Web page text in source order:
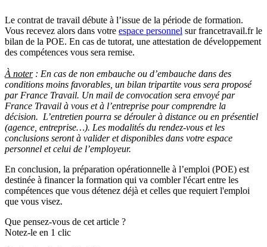
Le contrat de travail débute à l’issue de la période de formation.
Vous recevez alors dans votre espace personnel sur francetravail.fr le
bilan de la POE. En cas de tutorat, une attestation de développement
des compétences vous sera remise.
À noter: En cas de non embauche ou d’embauche dans des
conditions moins favorables, un bilan tripartite vous sera proposé
par France Travail. Un mail de convocation sera envoyé par
France Travail à vous et à l’entreprise pour comprendre la
décision. L’entretien pourra se dérouler à distance ou en présentiel
(agence, entreprise…). Les modalités du rendez-vous et les
conclusions seront à valider et disponibles dans votre espace
personnel et celui de l’employeur.
En conclusion, la préparation opérationnelle à l’emploi (POE) est
destinée à financer la formation qui va combler l'écart entre les
compétences que vous détenez déjà et celles que requiert l'emploi
que vous visez.
Que pensez-vous de cet article ?
Notez-le en 1 clic